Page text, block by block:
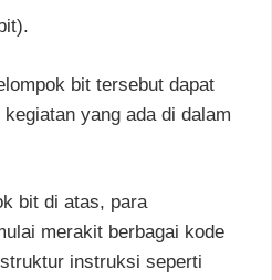
bit tersebut dapat
yang ada di dalam
bit di atas, para
merakit berbagai kode
instruksi seperti